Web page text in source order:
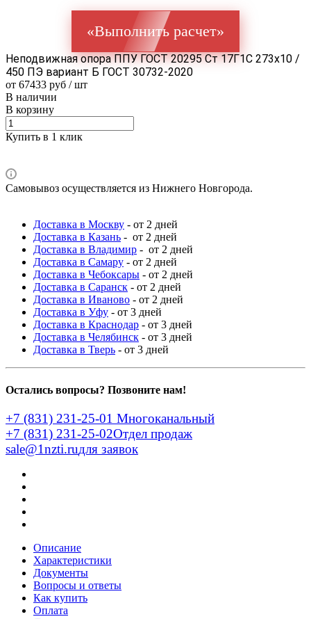
«Выполнить расчет»
Неподвижная опора ППУ ГОСТ 20295 Ст 17Г1С 273x10 /
450 ПЭ вариант Б ГОСТ 30732-2020
от 67433 руб / шт
В наличии
В корзину
Купить в 1 клик
Самовывоз осуществляется из Нижнего Новгорода.
Доставка в Москву - от 2 дней
Доставка в Казань - от 2 дней
Доставка в Владимир - от 2 дней
Доставка в Самару - от 2 дней
Доставка в Чебоксары - от 2 дней
Доставка в Саранск - от 2 дней
Доставка в Иваново - от 2 дней
Доставка в Уфу - от 3 дней
Доставка в Краснодар - от 3 дней
Доставка в Челябинск - от 3 дней
Доставка в Тверь - от 3 дней
Остались вопросы? Позвоните нам!
+7 (831) 231-25-01 Многоканальный
+7 (831) 231-25-02Отдел продаж
sale@1nzti.ruдля заявок
Описание
Характеристики
Документы
Вопросы и ответы
Как купить
Оплата